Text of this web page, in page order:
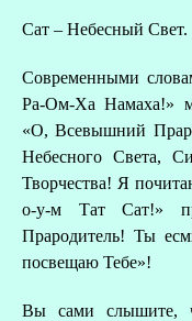
Сат – Небесный Свет.
Современными
Ра-Ом-Ха Намаха!»
«О, Всевышний
Небесного Света,
Творчества! Я
о-у-м Тат Сат!»
Прародитель! Ты
посвещаю Тебе»!
Вы сами слышите,